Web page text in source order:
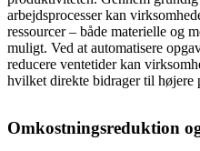
arbejdsprocesser kan
ressourcer – både materielle og
muligt. Ved at automatisere
reducere ventetider kan
hvilket direkte bidrager til højere
Omkostningsreduktion